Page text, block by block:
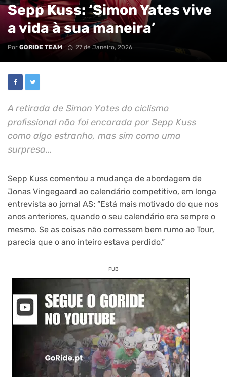
Sepp Kuss: ‘Simon Yates vive
a vida à sua maneira’
Por GORIDE TEAM 27 de Janeiro, 2026
A retirada de Simon Yates do ciclismo
profissional não foi encarada por Sepp Kuss
como algo estranho, mas sim como uma
surpresa...
Sepp Kuss comentou a mudança de abordagem de
Jonas Vingegaard ao calendário competitivo, em longa
entrevista ao jornal AS: “Está mais motivado do que nos
anos anteriores, quando o seu calendário era sempre o
mesmo. Se as coisas não corressem bem rumo ao Tour,
parecia que o ano inteiro estava perdido.”
PUB